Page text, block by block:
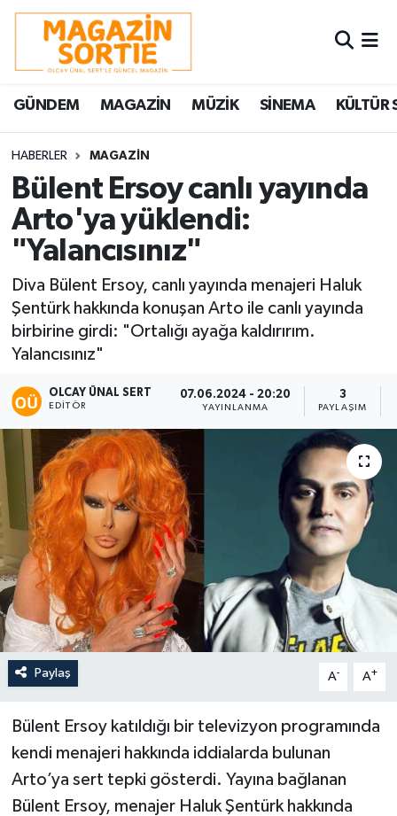
GÜNDEM MAGAZİN MÜZİK SİNEMA KÜLTÜR
HABERLER MAGAZİN
Bülent Ersoy canlı yayında
Arto'ya yüklendi:
"Yalancısınız"
Diva Bülent Ersoy, canlı yayında menajeri Haluk
Şentürk hakkında konuşan Arto ile canlı yayında
birbirine girdi: "Ortalığı ayağa kaldırırım.
Yalancısınız"
OLCAY ÜNAL SERT
EDITÖR
07.06.2024 - 20:20
YAYINLANMA
3
PAYLAŞIM
Paylaş A- A+
Bülent Ersoy katıldığı bir televizyon programında
kendi menajeri hakkında iddialarda bulunan
Arto’ya sert tepki gösterdi. Yayına bağlanan
Bülent Ersoy, menajer Haluk Şentürk hakkında
Nöbetçi Eczaneler
Hava Durumu
Trafik Durumu
Süper Lig Puan Durumu ve Fikstür
Tüm Manşetler
Son Dakika Haberleri
Haber Arşivi